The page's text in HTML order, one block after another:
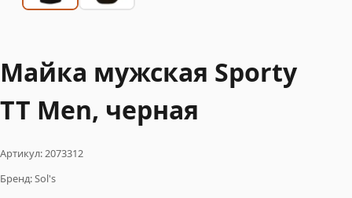
Майка мужская Sporty
TT Men, черная
Артикул: 2073312
Бренд: Sol's